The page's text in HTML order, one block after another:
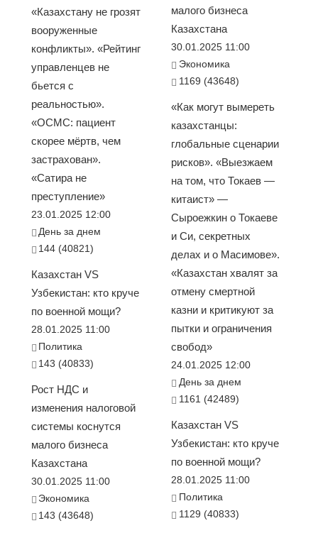
«Казахстану не грозят
вооруженные
конфликты». «Рейтинг
управленцев не
бьется с
реальностью».
«ОСМС: пациент
скорее мёртв, чем
застрахован».
«Сатира не
преступление»
23.01.2025 12:00
День за днем
144 (40821)
Казахстан VS
Узбекистан: кто круче
по военной мощи?
28.01.2025 11:00
Политика
143 (40833)
Рост НДС и
изменения налоговой
системы коснутся
малого бизнеса
Казахстана
30.01.2025 11:00
Экономика
143 (43648)
малого бизнеса
Казахстана
30.01.2025 11:00
Экономика
1169 (43648)
«Как могут вымереть
казахстанцы:
глобальные сценарии
рисков». «Выезжаем
на том, что Токаев —
китаист» —
Сыроежкин о Токаеве
и Си, секретных
делах и о Масимове».
«Казахстан хвалят за
отмену смертной
казни и критикуют за
пытки и ограничения
свобод»
24.01.2025 12:00
День за днем
1161 (42489)
Казахстан VS
Узбекистан: кто круче
по военной мощи?
28.01.2025 11:00
Политика
1129 (40833)